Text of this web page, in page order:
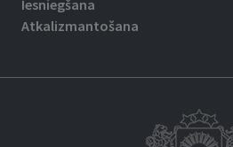
Iesniegšana
Atkalizmantošana